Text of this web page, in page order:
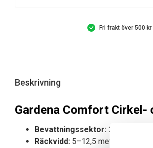
Fri frakt över 500 kr
Beskrivning
Gardena Comfort
Bevattningssektor: 25–360°
Räckvidd: 5–12,5 meter